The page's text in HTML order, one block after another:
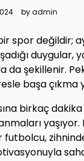
byadmin
spor değildir;
duygular,
da şekillenir.
başa
birkaç
futbolcu,